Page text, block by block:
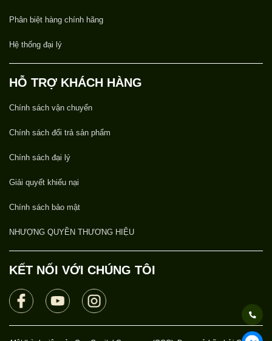
Phân biệt hàng chính hãng
Hệ thống đại lý
HỖ TRỢ KHÁCH HÀNG
Chính sách vận chuyển
Chính sách đổi trả sản phẩm
Chính sách đại lý
Giải quyết khiếu nại
Chính sách bảo mật
NHƯỢNG QUYỀN THƯƠNG HIỆU
KẾT NỐI VỚI CHÚNG TÔI